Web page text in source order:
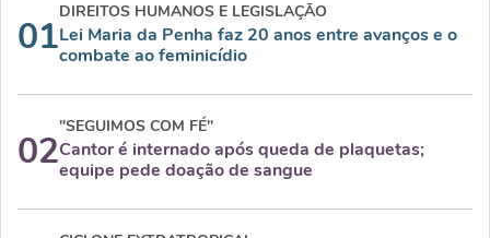
01
DIREITOS HUMANOS E LEGISLAÇÃO
Lei Maria da Penha faz 20 anos entre avanços e o
combate ao feminicídio
02
"SEGUIMOS COM FÉ"
Cantor é internado após queda de plaquetas;
equipe pede doação de sangue